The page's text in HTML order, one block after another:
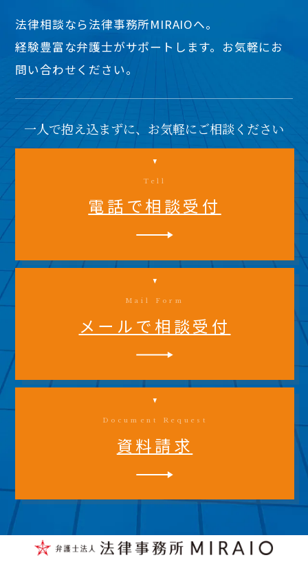
法律相談なら法律事務所MIRAIOヘ。
経験豊富な弁護士がサポートします。お気軽にお
問い合わせください。
一人で抱え込まずに、お気軽にご相談ください
Tell
電話で相談受付
Mail Form
メールで相談受付
Document Request
資料請求